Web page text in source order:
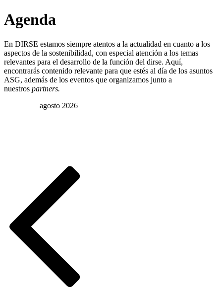
Agenda
En DIRSE estamos siempre atentos a la actualidad en cuanto a los
aspectos de la sostenibilidad, con especial atención a los temas
relevantes para el desarrollo de la función del dirse. Aquí,
encontrarás contenido relevante para que estés al día de los asuntos
ASG, además de los eventos que organizamos junto a
nuestros partners.
agosto 2026